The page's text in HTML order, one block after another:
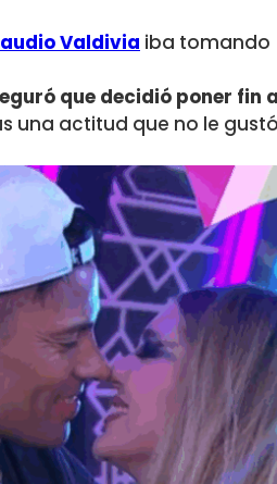
Valdivia iba tomando
que decidió poner fin a
una actitud que no le gustó